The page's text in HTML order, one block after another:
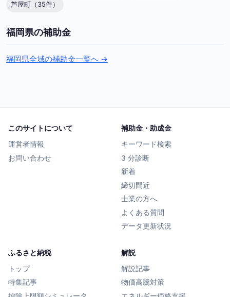
芦屋町（35件）
福岡県の補助金
福岡県全域の補助金一覧へ →
このサイトについて
運営者情報
お問い合わせ
補助金・助成金
キーワード検索
3 分診断
新着
締切間近
士業の方へ
よくある質問
データ更新状況
ふるさと納税
トップ
特集記事
解説
解説記事
物価高騰対策